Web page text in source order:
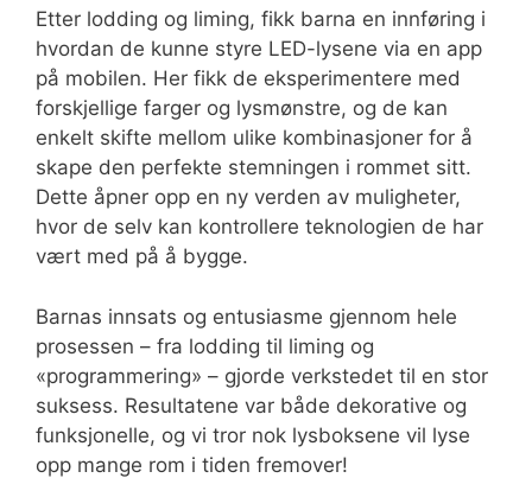
Etter lodding og liming, fikk barna en innføring i
hvordan de kunne styre LED-lysene via en app
på mobilen. Her fikk de eksperimentere med
forskjellige farger og lysmønstre, og de kan
enkelt skifte mellom ulike kombinasjoner for å
skape den perfekte stemningen i rommet sitt.
Dette åpner opp en ny verden av muligheter,
hvor de selv kan kontrollere teknologien de har
vært med på å bygge.
Barnas innsats og entusiasme gjennom hele
prosessen – fra lodding til liming og
«programmering» – gjorde verkstedet til en stor
suksess. Resultatene var både dekorative og
funksjonelle, og vi tror nok lysboksene vil lyse
opp mange rom i tiden fremover!